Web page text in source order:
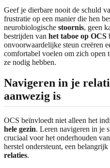
Geef je dierbare nooit de schuld
frustratie op een manier die hen
neurobiologische stoornis, geen
bestrijden van het taboe op OCS
onvoorwaardelijke steun creëren
comfortabel voelen om zich open
ze nodig hebben.
Navigeren in je
aanwezig is
OCS beïnvloedt niet alleen het
hele gezin. Leren navigeren in je
cruciaal voor het onderhouden
herstel ondersteunt, een
relaties.